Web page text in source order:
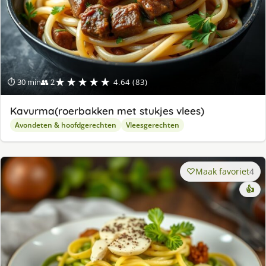
⏱ 30 min👥 2★★★★★ 4.64 (83)
Kavurma(roerbakken met stukjes vlees)
Avondeten & hoofdgerechten Vleesgerechten
Maak favoriet4
👍